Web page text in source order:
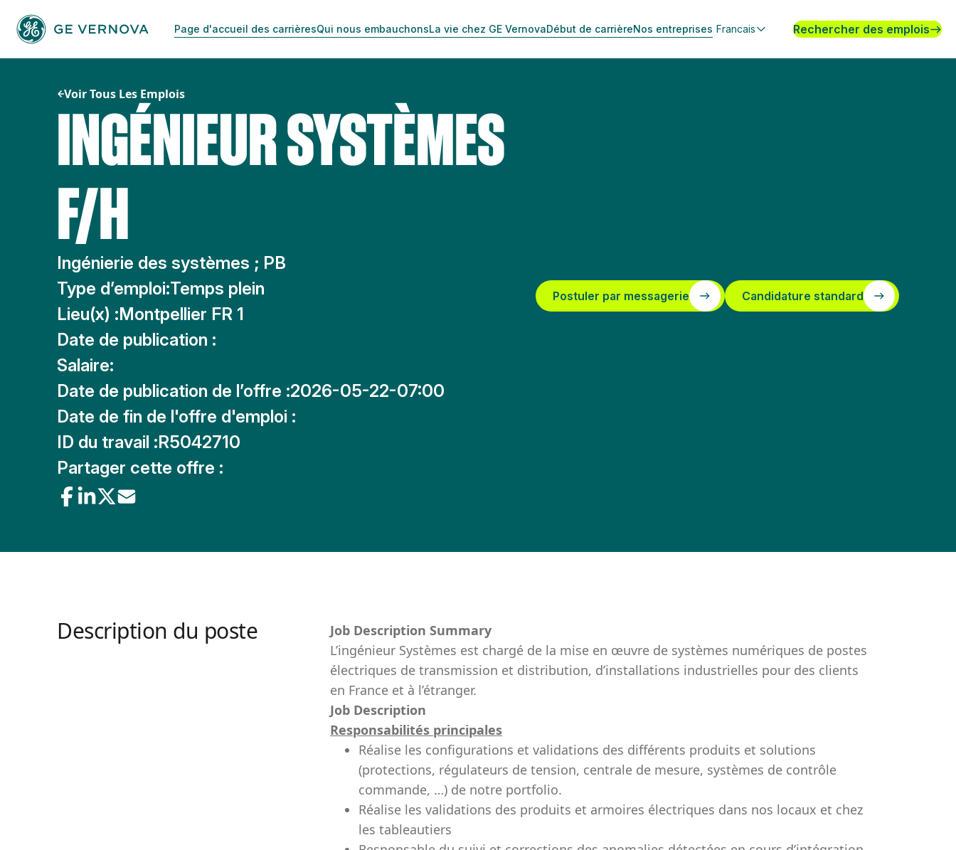
contenu
Page d'accueil des carrièresQui nous embauchonsLa vie chez GE VernovaDébut de carrièreNos entreprises Francais Rechercher des emplois
Voir Tous Les Emplois
INGÉNIEUR SYSTÈMES
F/H
Ingénierie des systèmes ; PB
Type d’emploi:Temps plein
Lieu(x) :Montpellier FR 1
Date de publication :
Salaire:
Date de publication de l’offre :2026-05-22-07:00
Date de fin de l'offre d'emploi :
ID du travail :R5042710
Partager cette offre :
Postuler par messagerie Candidature standard
Description du poste
Job Description Summary
L’ingénieur Systèmes est chargé de la mise en œuvre de systèmes numériques de postes
électriques de transmission et distribution, d’installations industrielles pour des clients
en France et à l’étranger.
Job Description
Responsabilités principales
Réalise les configurations et validations des différents produits et solutions
(protections, régulateurs de tension, centrale de mesure, systèmes de contrôle
commande, …) de notre portfolio.
Réalise les validations des produits et armoires électriques dans nos locaux et chez
les tableautiers